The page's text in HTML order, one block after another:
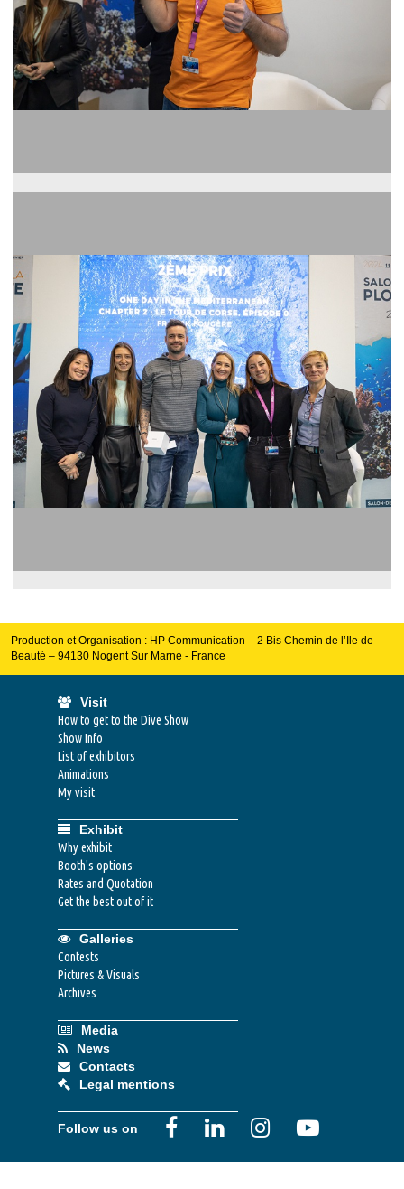
Production et Organisation : HP Communication – 2 Bis Chemin de l’Ile de
Beauté – 94130 Nogent Sur Marne - France
Visit
How to get to the Dive Show
Show Info
List of exhibitors
Animations
My visit
Exhibit
Why exhibit
Booth's options
Rates and Quotation
Get the best out of it
Galleries
Contests
Pictures & Visuals
Archives
Media
News
Contacts
Legal mentions
Follow us on